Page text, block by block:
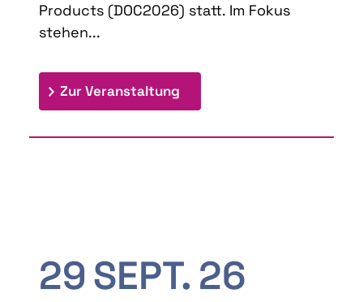
Products (DOC2026) statt. Im Fokus
stehen...
Zur Veranstaltung
29SEPT. 26